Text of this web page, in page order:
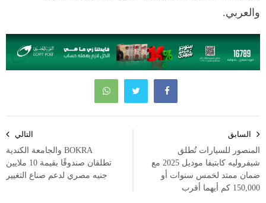
والعربي.
المقالات
السابق
المنصور للسيارات تُطلق
شيفروليه كابتيفا موديل 2025 مع
ضمان ممتد لخمس سنوات أو
150,000 كم أيهما أقرب
التالي
BOKRA والجامعة الكندية
تطلقان صندوقًا بقيمة 10 ملايين
جنيه مصري لدعم صناع التغيير